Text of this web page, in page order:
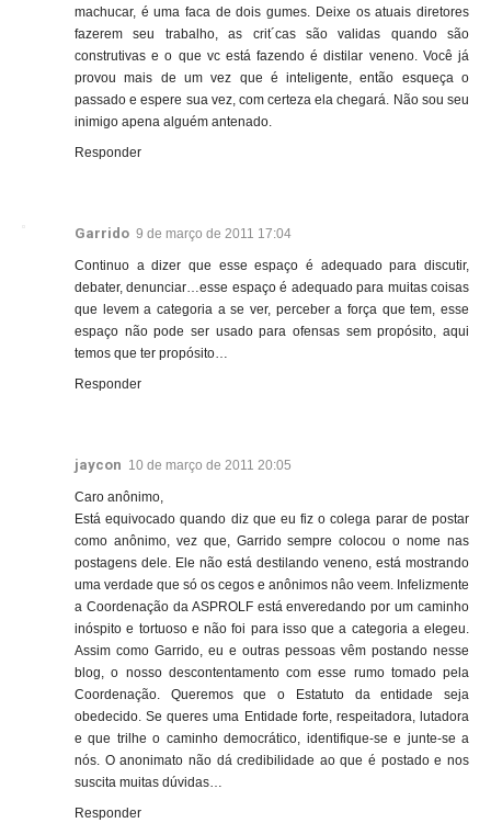
machucar, é uma faca de dois gumes. Deixe os atuais diretores
fazerem seu trabalho, as crit´cas são validas quando são
construtivas e o que vc está fazendo é distilar veneno. Você já
provou mais de um vez que é inteligente, então esqueça o
passado e espere sua vez, com certeza ela chegará. Não sou seu
inimigo apena alguém antenado.
Responder
Garrido 9 de março de 2011 17:04
Continuo a dizer que esse espaço é adequado para discutir,
debater, denunciar…esse espaço é adequado para muitas coisas
que levem a categoria a se ver, perceber a força que tem, esse
espaço não pode ser usado para ofensas sem propósito, aqui
temos que ter propósito…
Responder
jaycon 10 de março de 2011 20:05
Caro anônimo,
Está equivocado quando diz que eu fiz o colega parar de postar
como anônimo, vez que, Garrido sempre colocou o nome nas
postagens dele. Ele não está destilando veneno, está mostrando
uma verdade que só os cegos e anônimos nâo veem. Infelizmente
a Coordenação da ASPROLF está enveredando por um caminho
inóspito e tortuoso e não foi para isso que a categoria a elegeu.
Assim como Garrido, eu e outras pessoas vêm postando nesse
blog, o nosso descontentamento com esse rumo tomado pela
Coordenação. Queremos que o Estatuto da entidade seja
obedecido. Se queres uma Entidade forte, respeitadora, lutadora
e que trilhe o caminho democrático, identifique-se e junte-se a
nós. O anonimato não dá credibilidade ao que é postado e nos
suscita muitas dúvidas…
Responder